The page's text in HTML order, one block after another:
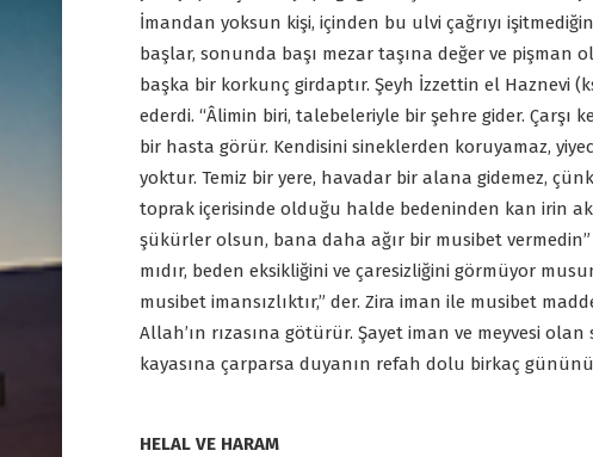
İmandan yoksun kişi, içinden bu ulvi çağrıyı
başlar, sonunda başı mezar taşına değer ve pişman
başka bir korkunç girdaptır. Şeyh İzzettin el Haznevi
ederdi. “Âlimin biri, talebeleriyle bir şehre gider. Çarşı
bir hasta görür. Kendisini sineklerden koruyamaz,
yoktur. Temiz bir yere, havadar bir alana gidemez,
toprak içerisinde olduğu halde bedeninden kan irin
şükürler olsun, bana daha ağır bir musibet
mıdır, beden eksikliğini ve çaresizliğini görmüyor
musibet imansızlıktır,” der. Zira iman ile musibet
Allah’ın rızasına götürür. Şayet iman ve meyvesi
kayasına çarparsa duyanın refah dolu birkaç
HELAL VE HARAM